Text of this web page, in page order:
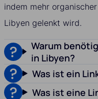
indem mehr
Libyen gelenkt wird.
Warum
in Libyen?
Was ist ein
Was ist eine